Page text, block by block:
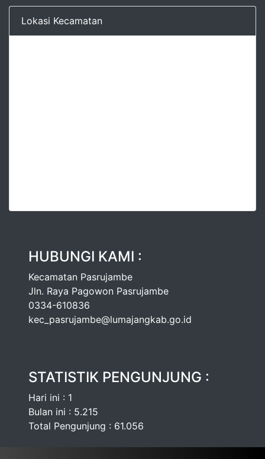
Lokasi Kecamatan
HUBUNGI KAMI :
Kecamatan Pasrujambe
Jln. Raya Pagowon Pasrujambe
0334-610836
kec_pasrujambe@lumajangkab.go.id
STATISTIK PENGUNJUNG :
Hari ini : 1
Bulan ini : 5.215
Total Pengunjung : 61.056